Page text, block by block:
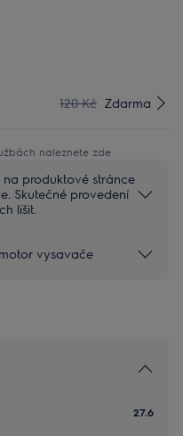
120 Kč Zdarma
naleznete zde
produktové stránce
Skutečné provedení
lišit.
vysavače
27.6